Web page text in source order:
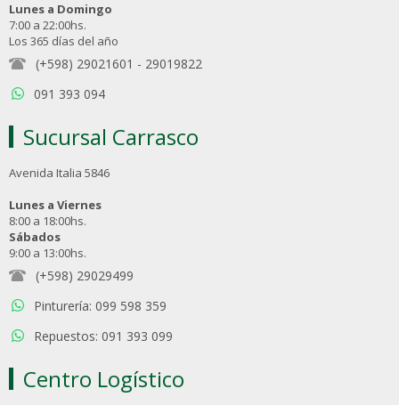
Lunes a Domingo
7:00 a 22:00hs.
Los 365 días del año
(+598) 29021601 - 29019822
091 393 094
Sucursal Carrasco
Avenida Italia 5846
Lunes a Viernes
8:00 a 18:00hs.
Sábados
9:00 a 13:00hs.
(+598) 29029499
Pinturería: 099 598 359
Repuestos: 091 393 099
Centro Logístico